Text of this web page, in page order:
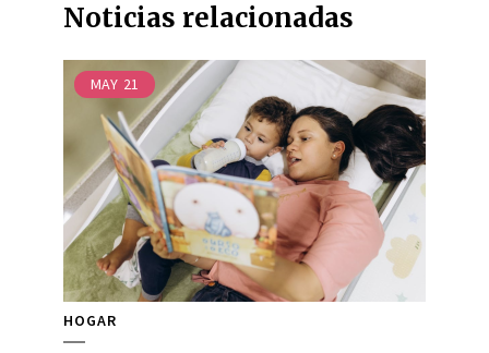
Noticias relacionadas
MAY 21
HOGAR